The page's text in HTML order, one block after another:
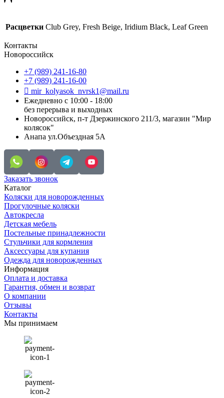
Расцветки Club Grey, Fresh Beige, Iridium Black, Leaf Green
Контакты
Новороссийск
+7 (989) 241-16-80
+7 (989) 241-16-00
mir_kolyasok_nvrsk1@mail.ru
Ежедневно с 10:00 - 18:00
без перерыва и выходных
Новороссийск, п-т Дзержинского 211/3, магазин "Мир
колясок"
Анапа ул.Объездная 5А
Заказать звонок
Каталог
Коляски для новорожденных
Прогулочные коляски
Автокресла
Детская мебель
Постельные принадлежности
Стульчики для кормления
Аксессуары для купания
Одежда для новорожденных
Информация
Оплата и доставка
Гарантия, обмен и возврат
О компании
Отзывы
Контакты
Мы принимаем